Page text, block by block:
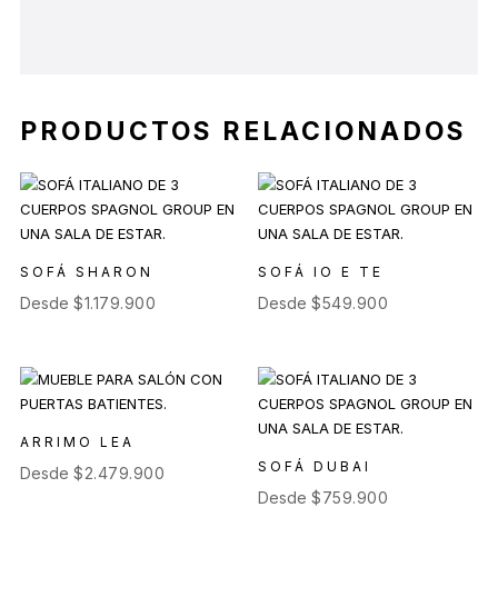
PRODUCTOS RELACIONADOS
SOFÁ SHARON
Desde $1.179.900
SOFÁ IO E TE
Desde$549.900
ARRIMO LEA
Desde $2.479.900 SOFÁ DUBAI
Desde$759.900